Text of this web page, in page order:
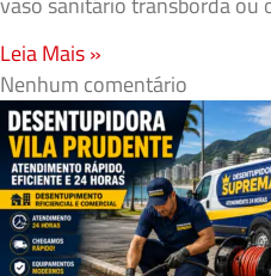
Leia Mais »
Nenhum comentário